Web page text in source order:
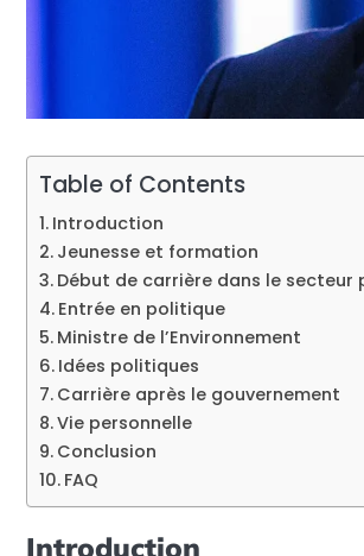
Table of Contents
Introduction
Jeunesse et formation
Début de carrière dans le secteur
Entrée en politique
Ministre de l’Environnement
Idées politiques
Carrière après le gouvernement
Vie personnelle
Conclusion
FAQ
Introduction